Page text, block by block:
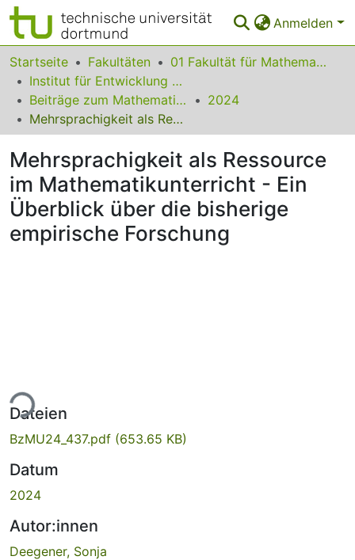
Anmelden
Bereiche & Sammlungen
Das gesamte Repositorium
Statistiken
FAQ
Leitlinien
Zurück zur Startseite
Startseite Fakultäten
01 Fakultät für Mathematik
Institut für Entwicklung und Erforschung des Mathematikunterrichts
Beiträge zum Mathematikunterricht
2024
Mehrsprachigkeit als Ressource im Mathematikunterricht - Ein Überblick über die bisherige empirische Forschung
Mehrsprachigkeit als Ressource
im Mathematikunterricht - Ein
Überblick über die bisherige
empirische Forschung
Dateien
BzMU24_437.pdf (653.65 KB)
Datum
2024
Autor:innen
Deegener, Sonja